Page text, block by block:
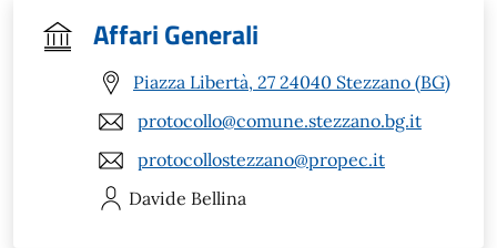
Affari Generali
Piazza Libertà, 27 24040 Stezzano (BG)
protocollo@comune.stezzano.bg.it
protocollostezzano@propec.it
Davide Bellina